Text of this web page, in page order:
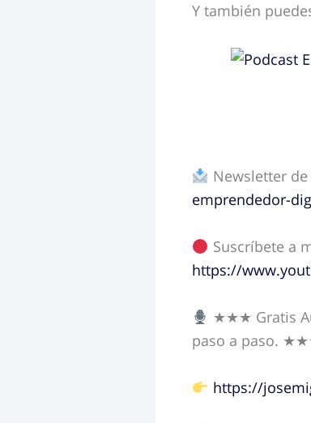
Y también
Newsletter
emprendedor-
Suscríbete a
https://
★★★ Gratis
paso a paso.
https://